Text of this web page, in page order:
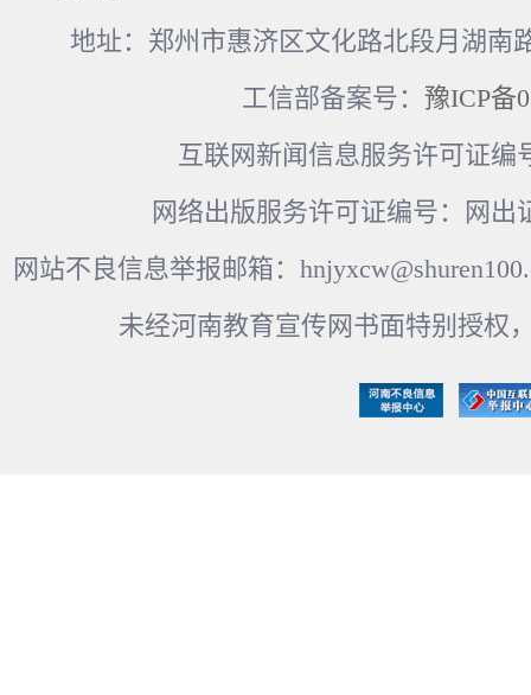
地址：郑州市惠济区文化路北段月湖南
工信部备案号： 豫ICP备
互联网新闻信息服务许可证编
网络出版服务许可证编号：网出
网站不良信息举报邮箱：
未经河南教育宣传网书面特别授权